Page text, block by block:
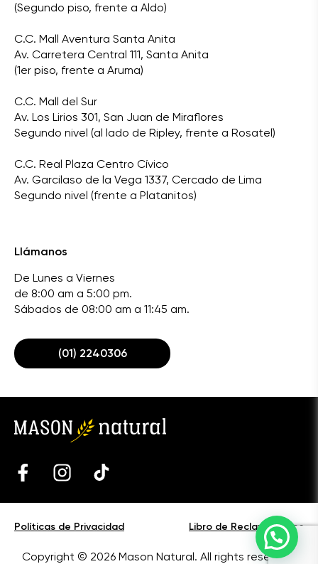
(Segundo piso, frente a Aldo)
C.C. Mall Aventura Santa Anita
Av. Carretera Central 111, Santa Anita
(1er piso, frente a Aruma)
C.C. Mall del Sur
Av. Los Lirios 301, San Juan de Miraflores
Segundo nivel (al lado de Ripley, frente a Rosatel)
C.C. Real Plaza Centro Cívico
Av. Garcilaso de la Vega 1337, Cercado de Lima
Segundo nivel (frente a Platanitos)
Llámanos
De Lunes a Viernes
de 8:00 am a 5:00 pm.
Sábados de 08:00 am a 11:45 am.
(01) 2240306
Copyright © 2026 Mason Natural. All rights reserved.
Políticas de Privacidad Libro de Reclamaciones